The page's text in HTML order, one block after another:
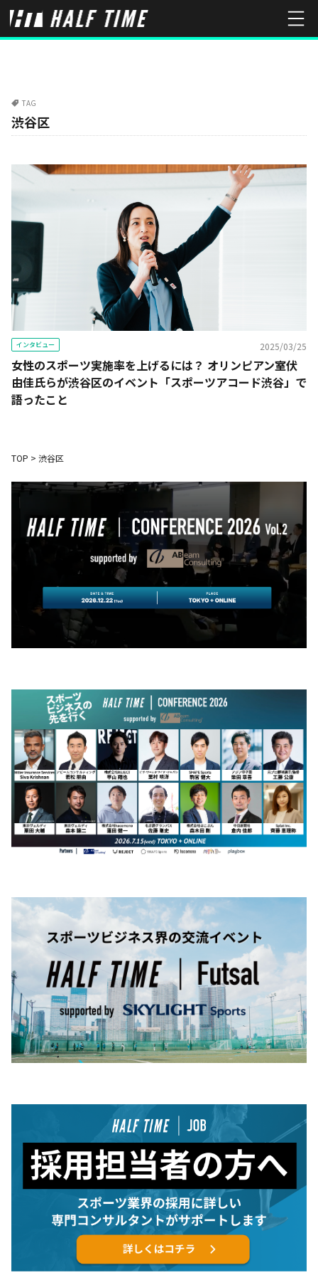
TAG
渋谷区
インタビュー 2025/03/25
女性のスポーツ実施率を上げるには？ オリンピアン室伏
由佳氏らが渋谷区のイベント「スポーツアコード渋谷」で
語ったこと
TOP > 渋谷区